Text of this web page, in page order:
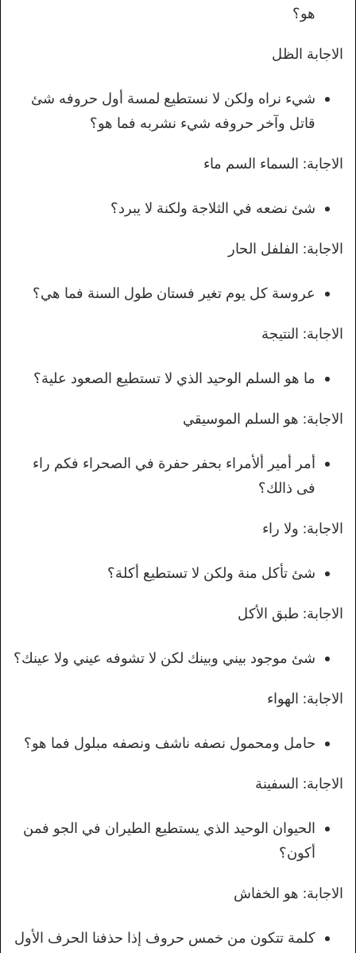
هو؟
الاجابة الظل
شيء نراه ولكن لا نستطيع لمسة أول حروفه شئ
قاتل وآخر حروفه شيء نشربه فما هو؟
الاجابة: السماء السم ماء
شئ نضعه في الثلاجة ولكنة لا يبرد؟
الاجابة: الفلفل الحار
عروسة كل يوم تغير فستان طول السنة فما هي؟
الاجابة: النتيجة
ما هو السلم الوحيد الذي لا تستطيع الصعود علية؟
الاجابة: هو السلم الموسيقي
أمر أمير ألأمراء بحفر حفرة في الصحراء فكم راء
فى ذالك؟
الاجابة: ولا راء
شئ تأكل منة ولكن لا تستطيع أكلة؟
الاجابة: طبق الأكل
شئ موجود بيني وبينك لكن لا تشوفه عيني ولا عينك؟
الاجابة: الهواء
حامل ومحمول نصفه ناشف ونصفه مبلول فما هو؟
الاجابة: السفينة
الحيوان الوحيد الذي يستطيع الطيران في الجو فمن
أكون؟
الاجابة: هو الخفاش
كلمة تتكون من خمس حروف إذا حذفنا الحرف الأول